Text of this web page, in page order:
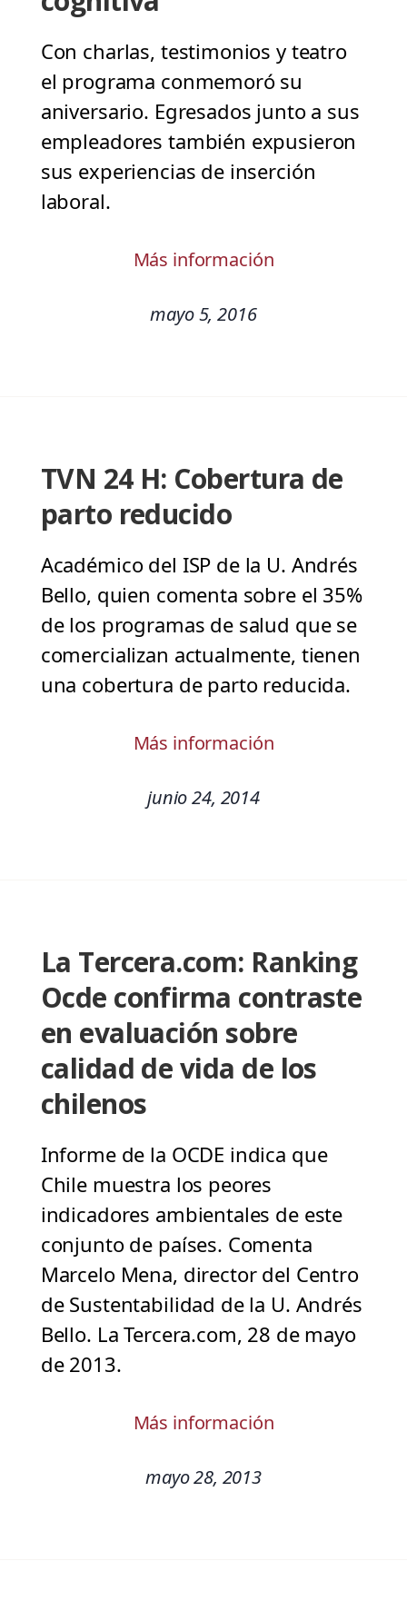
Con charlas, testimonios y teatro
el programa conmemoró su
aniversario. Egresados junto a sus
empleadores también expusieron
sus experiencias de inserción
laboral.
Más información
mayo 5, 2016
TVN 24 H: Cobertura de
parto reducido
Académico del ISP de la U. Andrés
Bello, quien comenta sobre el 35%
de los programas de salud que se
comercializan actualmente, tienen
una cobertura de parto reducida.
Más información
junio 24, 2014
La Tercera.com: Ranking
Ocde confirma contraste
en evaluación sobre
calidad de vida de los
chilenos
Informe de la OCDE indica que
Chile muestra los peores
indicadores ambientales de este
conjunto de países. Comenta
Marcelo Mena, director del Centro
de Sustentabilidad de la U. Andrés
Bello. La Tercera.com, 28 de mayo
de 2013.
Más información
mayo 28, 2013